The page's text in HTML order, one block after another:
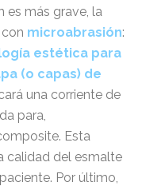
es más grave, la
microabrasión:
estética para
(o capas) de
una corriente de
para,
Esta
calidad del esmalte
Por último,